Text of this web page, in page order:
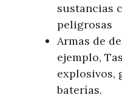
sustancias
peligrosas
Armas de
ejemplo,
explosivos,
baterías.